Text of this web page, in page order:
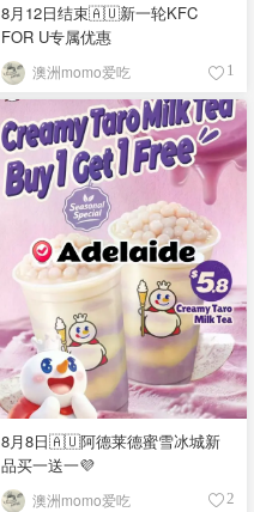
8月12日结束🇦🇺新一轮KFC
FOR U专属优惠
澳洲momo爱吃 1
8月8日🇦🇺阿德莱德蜜雪冰城新
品买一送一💜
澳洲momo爱吃 2